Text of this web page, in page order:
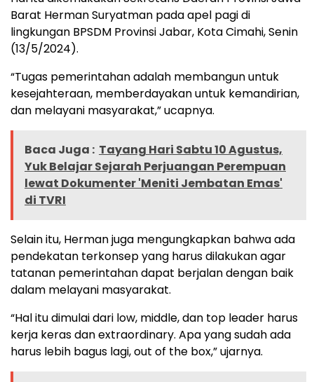
Barat Herman Suryatman pada apel pagi di
lingkungan BPSDM Provinsi Jabar, Kota Cimahi, Senin
(13/5/2024).
“Tugas pemerintahan adalah membangun untuk
kesejahteraan, memberdayakan untuk kemandirian,
dan melayani masyarakat,” ucapnya.
Baca Juga : Tayang Hari Sabtu 10 Agustus,
Yuk Belajar Sejarah Perjuangan Perempuan
lewat Dokumenter 'Meniti Jembatan Emas'
di TVRI
Selain itu, Herman juga mengungkapkan bahwa ada
pendekatan terkonsep yang harus dilakukan agar
tatanan pemerintahan dapat berjalan dengan baik
dalam melayani masyarakat.
“Hal itu dimulai dari low, middle, dan top leader harus
kerja keras dan extraordinary. Apa yang sudah ada
harus lebih bagus lagi, out of the box,” ujarnya.